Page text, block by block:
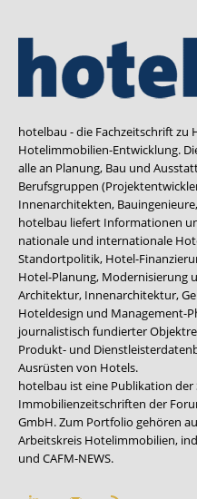
hotelbau - die Fachzeitschrift
Hotelimmobilien-Entwicklung.
alle an Planung, Bau und
Berufsgruppen
Innenarchitekten,
hotelbau liefert Informationen
nationale und internationale
Standortpolitik, Hotel-
Hotel-Planung, Modernisierung
Architektur, Innenarchitektur,
Hoteldesign und Management-
journalistisch fundierter
Produkt- und
Ausrüsten von Hotels.
hotelbau ist eine Publikation der
Immobilienzeitschriften der
GmbH. Zum Portfolio gehören
Arbeitskreis Hotelimmobilien,
und CAFM-NEWS.